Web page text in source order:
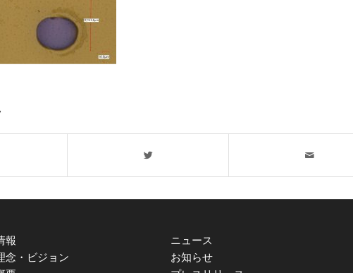
報
念・ビジョン
ニュース
お知らせ